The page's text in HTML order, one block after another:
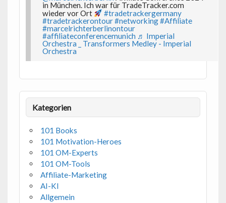
in München. Ich war für TradeTracker.com
wieder vor Ort
#tradetrackergermany
#tradetrackerontour#networking#Affiliate
#marcelrichterberlinontour
#affiliateconferencemunich ♬ Imperial
Orchestra _ Transformers Medley - Imperial
Orchestra
Kategorien
101 Books
101 Motivation-Heroes
101 OM-Experts
101 OM-Tools
Affiliate-Marketing
AI-KI
Allgemein